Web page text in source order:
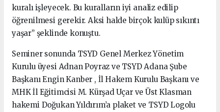
kuralı işleyecek. Bu kuralların iyi analiz edilip
öğrenilmesi gerekir. Aksi halde birçok kulüp sıkıntı
yaşar” şeklinde konuştu.
Seminer sonunda TSYD Genel Merkez Yönetim
Kurulu üyesi Adnan Poyraz ve TSYD Adana Şube
Başkanı Engin Kanber , İl Hakem Kurulu Başkanı ve
MHK İl Eğitimcisi M. Kürşad Uçar ve Üst Klasman
hakemi Doğukan Yıldırım’a plaket ve TSYD Logolu